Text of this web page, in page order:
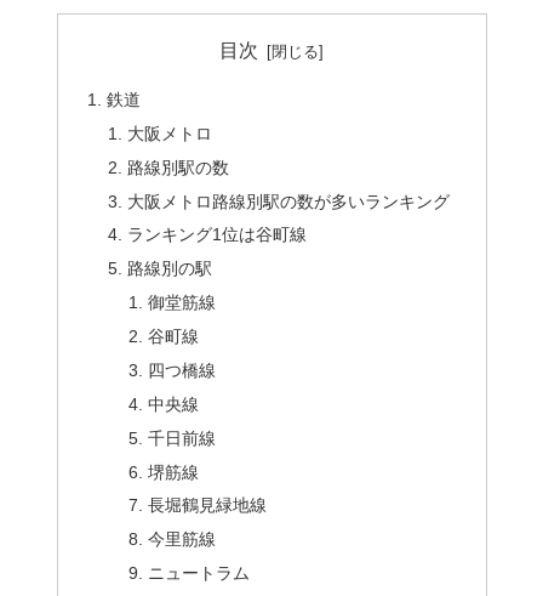
目次
鉄道
大阪メトロ
路線別駅の数
大阪メトロ路線別駅の数が多いランキング
ランキング1位は谷町線
路線別の駅
御堂筋線
谷町線
四つ橋線
中央線
千日前線
堺筋線
長堀鶴見緑地線
今里筋線
ニュートラム